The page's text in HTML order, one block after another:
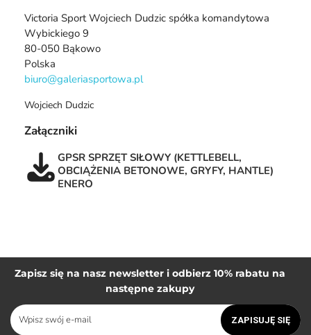
Victoria Sport Wojciech Dudzic spółka komandytowa
Wybickiego 9
80-050 Bąkowo
Polska
biuro@galeriasportowa.pl
Wojciech Dudzic
Załączniki
GPSR SPRZĘT SIŁOWY (KETTLEBELL,
OBCIĄŻENIA BETONOWE, GRYFY, HANTLE)
ENERO
Zapisz się na nasz newsletter i odbierz 10% rabatu na
następne zakupy
ZAPISUJĘ SIĘ